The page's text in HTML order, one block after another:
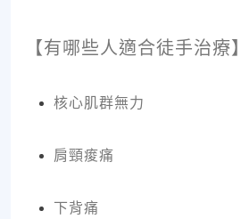
【有哪些人適合徒手治療】
核心肌群無力
肩頸痠痛
下背痛